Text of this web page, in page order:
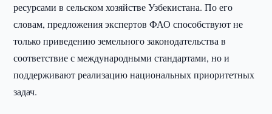
ресурсами в сельском хозяйстве Узбекистана. По его
словам, предложения экспертов ФАО способствуют не
только приведению земельного законодательства в
соответствие с международными стандартами, но и
поддерживают реализацию национальных приоритетных
задач.